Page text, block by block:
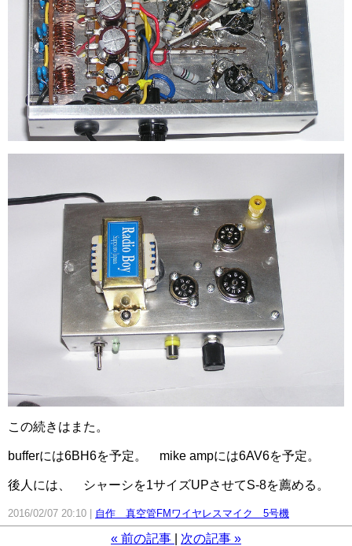
この続きはまた。
bufferには6BH6を予定。 mike ampには6AV6を予定。
後人には、 シャーシを1サイズUPさせてS-8を薦める。
2016/02/07 20:10 自作 真空管FMワイヤレスマイク 5号機
« 前の記事 次の記事 »